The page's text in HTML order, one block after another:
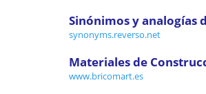
Sinónimos y analogías
synonyms.reverso.net
Materiales de
www.bricomart.es